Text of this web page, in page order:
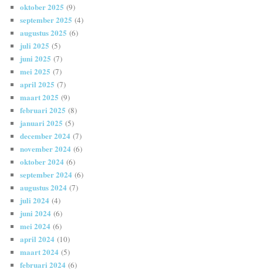
oktober 2025 (9)
september 2025 (4)
augustus 2025 (6)
juli 2025 (5)
juni 2025 (7)
mei 2025 (7)
april 2025 (7)
maart 2025 (9)
februari 2025 (8)
januari 2025 (5)
december 2024 (7)
november 2024 (6)
oktober 2024 (6)
september 2024 (6)
augustus 2024 (7)
juli 2024 (4)
juni 2024 (6)
mei 2024 (6)
april 2024 (10)
maart 2024 (5)
februari 2024 (6)